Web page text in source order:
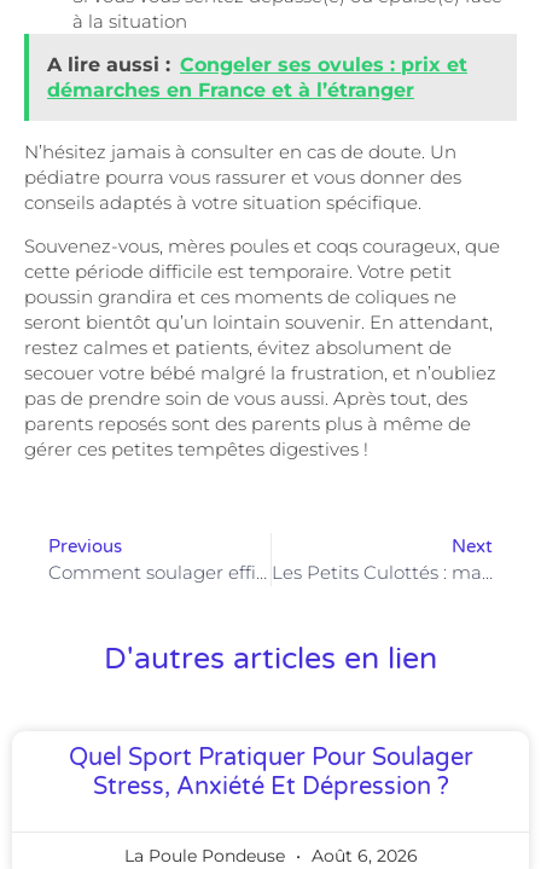
à la situation
A lire aussi : Congeler ses ovules : prix et
démarches en France et à l’étranger
N’hésitez jamais à consulter en cas de doute. Un
pédiatre pourra vous rassurer et vous donner des
conseils adaptés à votre situation spécifique.
Souvenez-vous, mères poules et coqs courageux, que
cette période difficile est temporaire. Votre petit
poussin grandira et ces moments de coliques ne
seront bientôt qu’un lointain souvenir. En attendant,
restez calmes et patients, évitez absolument de
secouer votre bébé malgré la frustration, et n’oubliez
pas de prendre soin de vous aussi. Après tout, des
parents reposés sont des parents plus à même de
gérer ces petites tempêtes digestives !
Previous
Comment soulager efficacement un bouton de chaleur : remèdes naturels et astuces pour une peau apaisée
Next
Les Petits Culottés : marque de sous-vêtements éthiques et originaux pour enfants et adultes
D'autres articles en lien
Quel Sport Pratiquer Pour Soulager
Stress, Anxiété Et Dépression ?
La Poule Pondeuse Août 6, 2026